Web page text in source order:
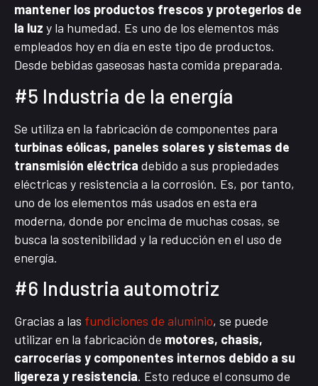
mantener los productos frescos y protegerlos de
la luz y la humedad. Es uno de los elementos más
empleados hoy en día en este tipo de productos.
Desde bebidas gaseosas hasta comida preparada.
#5 Industria de la energía
Se utiliza en la fabricación de componentes para
turbinas eólicas, paneles solares y sistemas de
transmisión eléctrica debido a sus propiedades
eléctricas y resistencia a la corrosión. Es, por tanto,
uno de los elementos más usados en esta era
moderna, donde por encima de muchas cosas, se
busca la sostenibilidad y la reducción en el uso de
energía.
#6 Industria automotriz
Gracias a las fundiciones de aluminio, se puede
utilizar en la fabricación de motores, chasis,
carrocerías y componentes internos debido a su
ligereza y resistencia. Esto reduce el consumo de